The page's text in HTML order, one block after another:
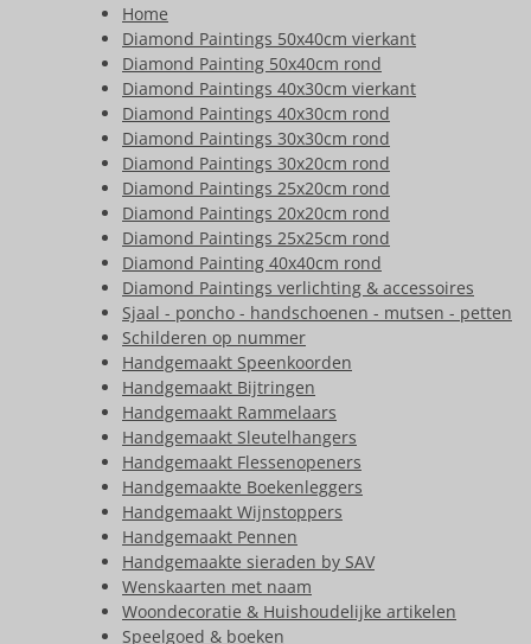
Home
Diamond Paintings 50x40cm vierkant
Diamond Painting 50x40cm rond
Diamond Paintings 40x30cm vierkant
Diamond Paintings 40x30cm rond
Diamond Paintings 30x30cm rond
Diamond Paintings 30x20cm rond
Diamond Paintings 25x20cm rond
Diamond Paintings 20x20cm rond
Diamond Paintings 25x25cm rond
Diamond Painting 40x40cm rond
Diamond Paintings verlichting & accessoires
Sjaal - poncho - handschoenen - mutsen - petten
Schilderen op nummer
Handgemaakt Speenkoorden
Handgemaakt Bijtringen
Handgemaakt Rammelaars
Handgemaakt Sleutelhangers
Handgemaakt Flessenopeners
Handgemaakte Boekenleggers
Handgemaakt Wijnstoppers
Handgemaakt Pennen
Handgemaakte sieraden by SAV
Wenskaarten met naam
Woondecoratie & Huishoudelijke artikelen
Speelgoed & boeken